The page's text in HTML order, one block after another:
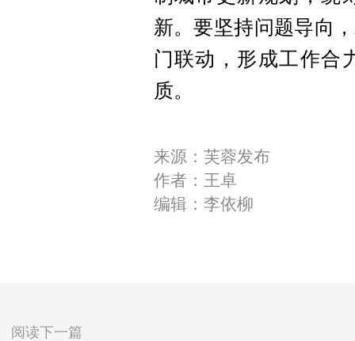
新。要坚持问题导向
门联动，形成工作合
质。
来源：芙蓉发布
作者：王卓
编辑：李依柳
阅读下一篇